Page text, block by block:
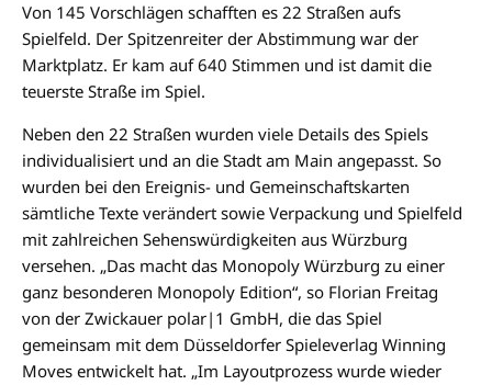
Von 145 Vorschlägen schafften es 22 Straßen aufs
Spielfeld. Der Spitzenreiter der Abstimmung war der
Marktplatz. Er kam auf 640 Stimmen und ist damit die
teuerste Straße im Spiel.
Neben den 22 Straßen wurden viele Details des Spiels
individualisiert und an die Stadt am Main angepasst. So
wurden bei den Ereignis- und Gemeinschaftskarten
sämtliche Texte verändert sowie Verpackung und Spielfeld
mit zahlreichen Sehenswürdigkeiten aus Würzburg
versehen. „Das macht das Monopoly Würzburg zu einer
ganz besonderen Monopoly Edition“, so Florian Freitag
von der Zwickauer polar|1 GmbH, die das Spiel
gemeinsam mit dem Düsseldorfer Spieleverlag Winning
Moves entwickelt hat. „Im Layoutprozess wurde wieder